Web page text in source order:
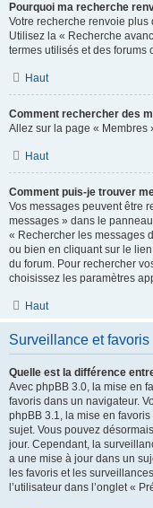
Pourquoi ma recherche
Votre recherche renvoie
Utilisez la « Recherche
termes utilisés et des forums
Haut
Comment rechercher des
Allez sur la page « Membres
Haut
Comment puis-je trouver
Vos messages peuvent être
messages » dans le
« Rechercher les messages
ou bien en cliquant sur le
du forum. Pour rechercher
choisissez les paramètres
Haut
Surveillance et favoris
Quelle est la différence
Avec phpBB 3.0, la mise en
favoris dans un navigateur.
phpBB 3.1, la mise en
sujet. Vous pouvez
jour. Cependant, la
a une mise à jour dans un
les favoris et les
l’utilisateur dans l’onglet «